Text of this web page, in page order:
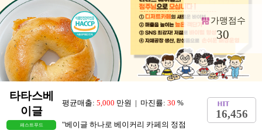
가맹점수
30
타타스베
이글
평균매출: 5,000 만원 | 마진률: 30 %
패스트푸드 "베이글 하나로 베이커리 카페의 정점
16,456